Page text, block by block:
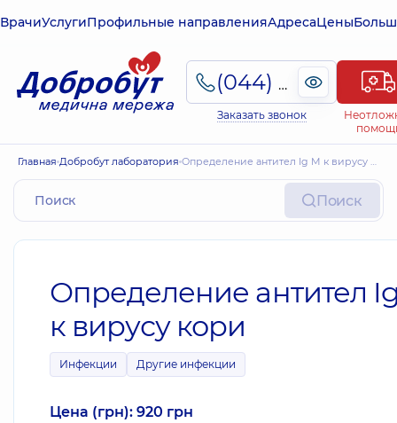
ВрачиУслугиПрофильные направленияАдресаЦены
(044) 495-2-888
Заказать звонок
Главная Добробут лаборатория Определение антител Ig M к вирусу кори
Поиск
Определение антител
к вирусу кори
Инфекции Другие инфекции
Цена (грн): 920 грн